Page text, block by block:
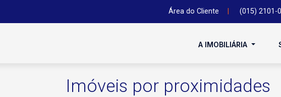
Área do Cliente (015) 2101-
A IMOBILIÁRIA
Imóveis por proximidades